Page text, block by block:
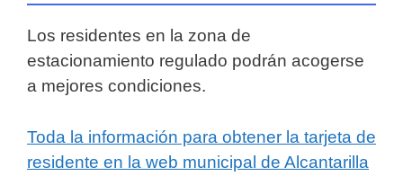
Los residentes en la zona de
estacionamiento regulado podrán acogerse
a mejores condiciones.
Toda la información para obtener la tarjeta de
residente en la web municipal de Alcantarilla